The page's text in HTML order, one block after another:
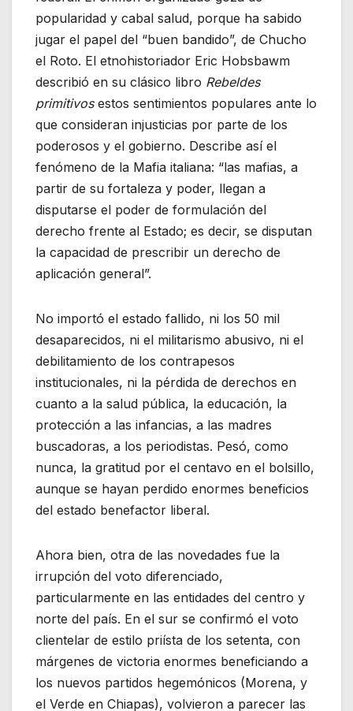
popularidad y cabal salud, porque ha sabido
jugar el papel del “buen bandido”, de Chucho
el Roto. El etnohistoriador Eric Hobsbawm
describió en su clásico libro Rebeldes
primitivosestos sentimientos populares ante lo
que consideran injusticias por parte de los
poderosos y el gobierno. Describe así el
fenómeno de la Mafia italiana: “las mafias, a
partir de su fortaleza y poder, llegan a
disputarse el poder de formulación del
derecho frente al Estado; es decir, se disputan
la capacidad de prescribir un derecho de
aplicación general”.
No importó el estado fallido, ni los 50 mil
desaparecidos, ni el militarismo abusivo, ni el
debilitamiento de los contrapesos
institucionales, ni la pérdida de derechos en
cuanto a la salud pública, la educación, la
protección a las infancias, a las madres
buscadoras, a los periodistas. Pesó, como
nunca, la gratitud por el centavo en el bolsillo,
aunque se hayan perdido enormes beneficios
del estado benefactor liberal.
Ahora bien, otra de las novedades fue la
irrupción del voto diferenciado,
particularmente en las entidades del centro y
norte del país. En el sur se confirmó el voto
clientelar de estilo priísta de los setenta, con
márgenes de victoria enormes beneficiando a
los nuevos partidos hegemónicos (Morena, y
el Verde en Chiapas), volvieron a parecer las